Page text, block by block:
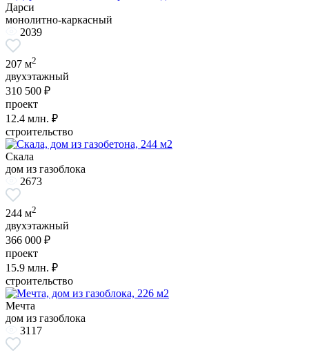
Дарси
монолитно-каркасный
2039
207 м2
двухэтажный
310 500 ₽
проект
12.4 млн. ₽
строительство
Скала
дом из газоблока
2673
244 м2
двухэтажный
366 000 ₽
проект
15.9 млн. ₽
строительство
Мечта
дом из газоблока
3117